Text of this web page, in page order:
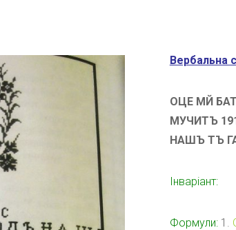
Вербальна
ОЦЕ МЙ
МУЧИТЪ
НАШЪ ТЪ
Інваріант:
Формули: 1.